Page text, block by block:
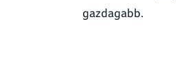
gazdagabb.